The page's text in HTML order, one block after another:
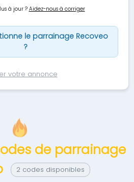
à jour ?Aidez-nous à corriger
le parrainage Recoveo
?
votre annonce
de parrainage
2 codes disponibles